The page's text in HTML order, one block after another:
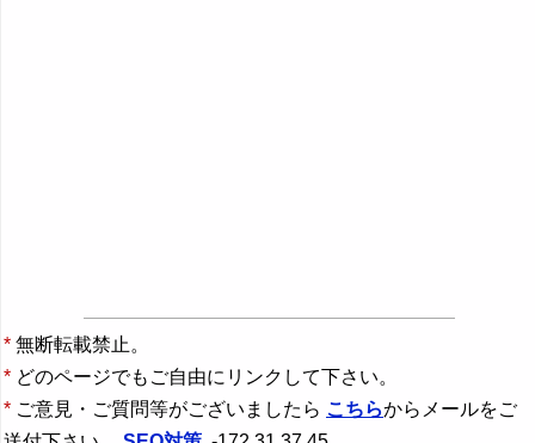
* 無断転載禁止。
* どのページでもご自由にリンクして下さい。
* ご意見・ご質問等がございましたら こちらからメールをご